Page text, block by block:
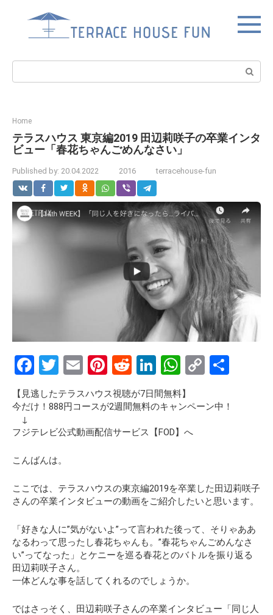
Search:
Home
テラスハウス 東京編2019 田辺莉咲子の卒業インタ
ビュー「春花ちゃんごめんなさい」
Published by: 20.04.2022 2016 terracehouse-fun
F
a
ce
b
o
o
k
T
wi
tt
er
E
m
ail
Pi
nt
er
es
t
R
e
d
di
t
Li
n
ke
dI
n
W
h
at
p
C
py
【見逃したテラスハウス視聴が7日間無料】
今だけ！888円コースが2週間無料のキャンペーン中！
↓
フジテレビ公式動画配信サービス【FOD】へ
こんばんは。
ここでは、テラスハウスの東京編2019を卒業した田辺莉咲子
さんの卒業インタビューの動画をご紹介したいと思います。
「好きな人に”気がないよ”って言われた後って、そりゃああ
なるわって思ったし春花ちゃんも。”春花ちゃんごめんなさ
い”ってなった」
とケニーを巡る春花とのバトルを振り返る
田辺莉咲子さん。
一体どんな事を話してくれるのでしょうか。
ではさっそく、田辺莉咲子さんの卒業インタビュー 「同じ人